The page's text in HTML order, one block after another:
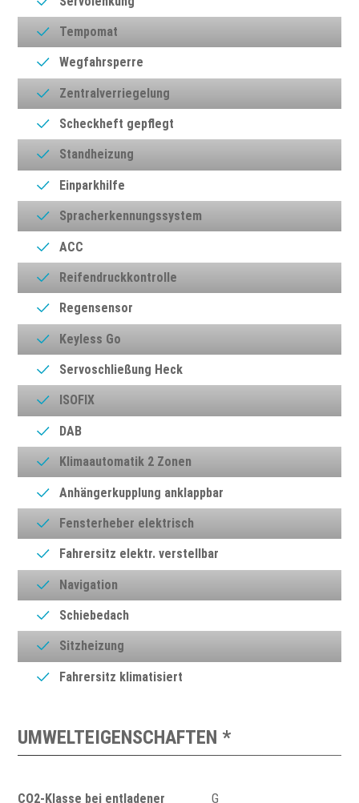
Tempomat
Wegfahrsperre
Zentralverriegelung
Scheckheft gepflegt
Standheizung
Einparkhilfe
Spracherkennungssystem
ACC
Reifendruckkontrolle
Regensensor
Keyless Go
Servoschließung Heck
ISOFIX
DAB
Klimaautomatik 2 Zonen
Anhängerkupplung anklappbar
Fensterheber elektrisch
Fahrersitz elektr. verstellbar
Navigation
Schiebedach
Sitzheizung
Fahrersitz klimatisiert
UMWELTEIGENSCHAFTEN *
CO2-Klasse bei entladener
G